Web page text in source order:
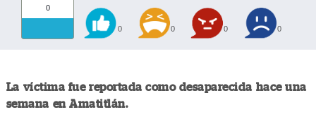
0
0 0 0 0
La víctima fue reportada como desaparecida hace una
semana en Amatitlán.